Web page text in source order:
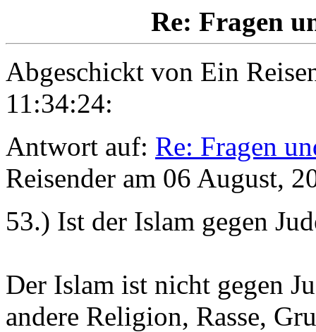
Re: Fragen
Abgeschickt von Ein
11:34:24:
Antwort auf: Re: Fragen
Reisender am 06 August,
53.) Ist der Islam gegen
Der Islam ist nicht gegen
andere Religion, Rasse,